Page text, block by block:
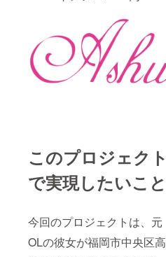
このプロジェクト
で実現したいこと
今回のプロジェクトは、元
OLの彼女が福岡市中央区高